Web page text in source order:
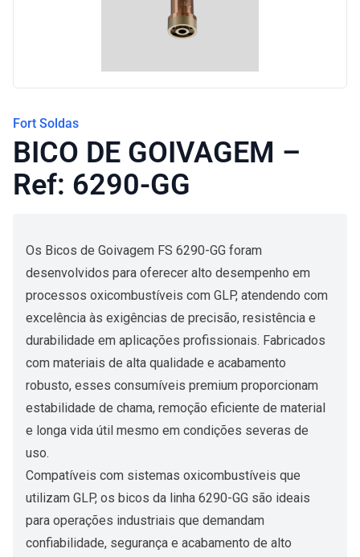
Fort Soldas
BICO DE GOIVAGEM –
Ref: 6290-GG
Os Bicos de Goivagem FS 6290-GG foram
desenvolvidos para oferecer alto desempenho em
processos oxicombustíveis com GLP, atendendo com
excelência às exigências de precisão, resistência e
durabilidade em aplicações profissionais. Fabricados
com materiais de alta qualidade e acabamento
robusto, esses consumíveis premium proporcionam
estabilidade de chama, remoção eficiente de material
e longa vida útil mesmo em condições severas de
uso.
Compatíveis com sistemas oxicombustíveis que
utilizam GLP, os bicos da linha 6290-GG são ideais
para operações industriais que demandam
confiabilidade, segurança e acabamento de alto